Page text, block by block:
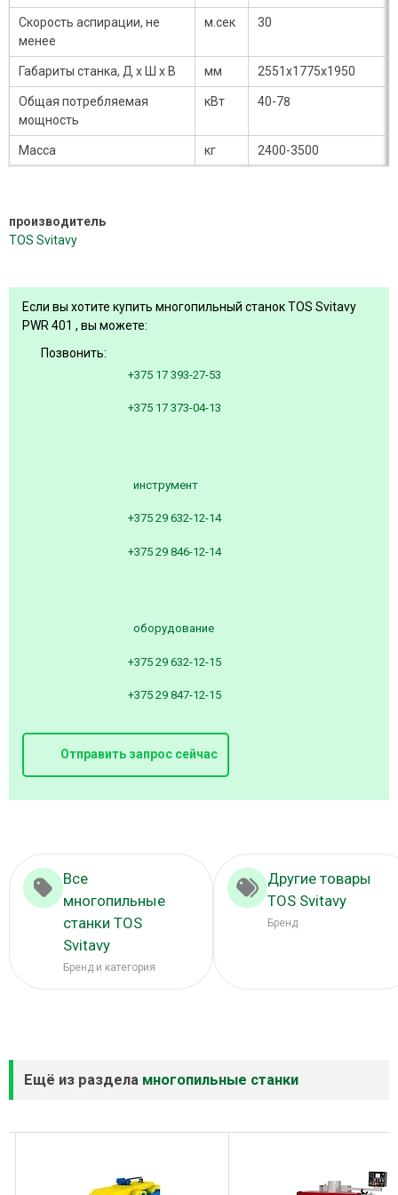
Скорость аспирации, не
менее
м.сек 30
Габариты станка, Д х Ш х В мм 2551х1775х1950
Общая потребляемая
мощность
кВт 40-78
Масса кг 2400-3500
производитель
TOS Svitavy
Если вы хотите купить многопильный станок TOS Svitavy
PWR 401 , вы можете:
Позвонить:
+375 17 393-27-53
+375 17 373-04-13
инструмент
+375 29 632-12-14
+375 29 846-12-14
оборудование
+375 29 632-12-15
+375 29 847-12-15
Отправить запрос сейчас
Все
многопильные
станки TOS
Svitavy
Бренд и категория
Другие товары
TOS Svitavy
Бренд
Ещё из раздела многопильные станки